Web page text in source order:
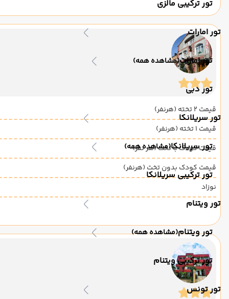
تور ترکیبی مالزی
تور امارات
تور امارات(مشاهده همه)
تور دبی
تور سریلانکا
تور سریلانکا(مشاهده همه)
تور ترکیبی سریلانکا
تور ویتنام
تور ویتنام(مشاهده همه)
تور ترکیبی ویتنام
تور تونس
قیمت 2 تخته (هرنفر)
قیمت 1 تخته (هرنفر)
قیمت کودک با تخت (هر نفر)
قیمت کودک بدون تخت (هرنفر)
نوزاد